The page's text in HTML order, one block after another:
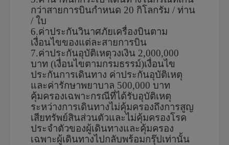
กว่าสายการบินกำหนด 20 กิโลกรัม / ท่าน
/ ใบ
6.ค่าประกันวินาศภัยเครื่องบินตาม
เงื่อนไขของแต่ละสายการบิน
7.ค่าประกันอุบัติเหตุวงเงิน 2,000,000
บาท (เงื่อนไขตามกรมธรรม์)เงื่อนไข
ประกันการเดินทาง ค่าประกันอุบัติเหตุ
และค่ารักษาพยาบาล 500,000 บาท
คุ้มครองเฉพาะกรณีที่ได้รับอุบัติเหตุ
ระหว่างการเดินทางไม่คุ้มครองถึงการสูญ
เสียทรัพย์สินส่วนตัวและไม่คุ้มครองโรค
ประจำตัวของผู้เดินทางและคุ้มครอง
เฉพาะผู้เดินทางไปกลับพร้อมกรุ๊ปเท่านั้น